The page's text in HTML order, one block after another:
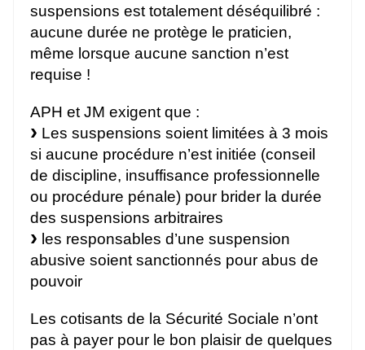
suspensions est totalement déséquilibré :
aucune durée ne protège le praticien,
même lorsque aucune sanction n’est
requise !
APH et JM exigent que :
Les suspensions soient limitées à 3 mois
si aucune procédure n’est initiée (conseil
de discipline, insuffisance professionnelle
ou procédure pénale) pour brider la durée
des suspensions arbitraires
les responsables d’une suspension
abusive soient sanctionnés pour abus de
pouvoir
Les cotisants de la Sécurité Sociale n’ont
pas à payer pour le bon plaisir de quelques